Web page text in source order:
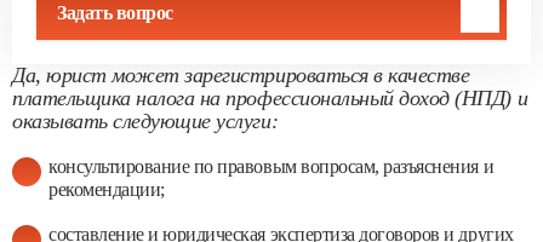
Задать вопрос
Да, юрист может зарегистрироваться в качестве
плательщика налога на профессиональный доход (НПД) и
оказывать следующие услуги:
консультирование по правовым вопросам, разъяснения и
рекомендации;
составление и юридическая экспертиза договоров и других